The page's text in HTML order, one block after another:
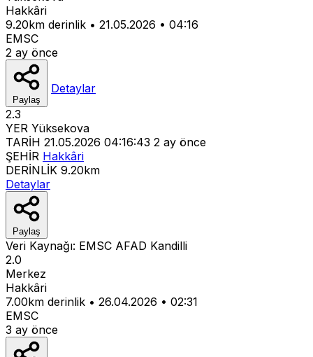
Hakkâri
9.20km derinlik • 21.05.2026 • 04:16
EMSC
2 ay önce
Paylaş
Detaylar
2.3
YER Yüksekova
TARİH 21.05.2026 04:16:43 2 ay önce
ŞEHİR Hakkâri
DERİNLİK 9.20km
Detaylar
Paylaş
Veri Kaynağı: EMSC AFAD Kandilli
2.0
Merkez
Hakkâri
7.00km derinlik • 26.04.2026 • 02:31
EMSC
3 ay önce